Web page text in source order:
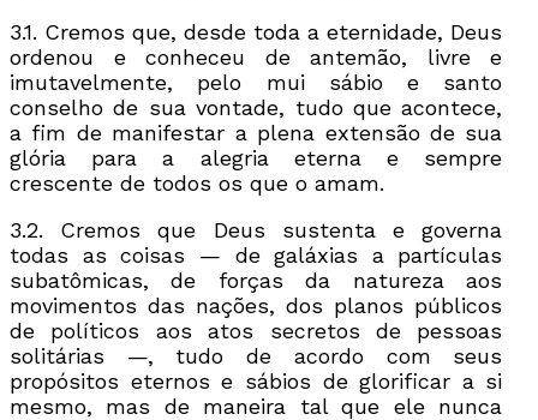
3.1. Cremos que, desde toda a eternidade, Deus
ordenou e conheceu de antemão, livre e
imutavelmente, pelo mui sábio e santo
conselho de sua vontade, tudo que acontece,
a fim de manifestar a plena extensão de sua
glória para a alegria eterna e sempre
crescente de todos os que o amam.
3.2. Cremos que Deus sustenta e governa
todas as coisas — de galáxias a partículas
subatômicas, de forças da natureza aos
movimentos das nações, dos planos públicos
de políticos aos atos secretos de pessoas
solitárias —, tudo de acordo com seus
propósitos eternos e sábios de glorificar a si
mesmo, mas de maneira tal que ele nunca